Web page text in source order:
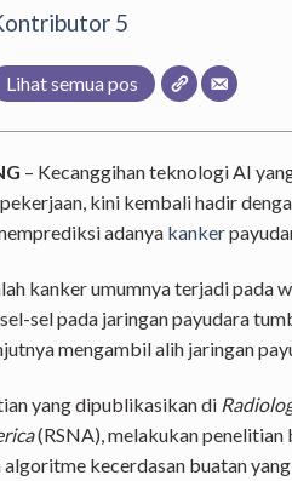
5
Lihat semua pos
– Kecanggihan teknologi AI
kini kembali hadir
adanya kanker
kanker umumnya terjadi pada
sel pada jaringan payudara
mengambil alih jaringan
yang dipublikasikan di
(RSNA), melakukan
kecerdasan buatan